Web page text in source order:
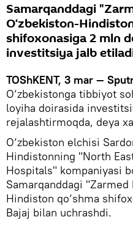
Samarqanddagi
O‘zbekiston-
shifoxonasiga 2 mln
investitsiya jalb
TOShKENT, 3 mar —
O‘zbekistonga tibbiyot
loyiha doirasida
rejalashtirmoqda, deya
O‘zbekiston elchisi
Hindistonning "North
Hospitals" kompaniyasi
Samarqanddagi
Hindiston qo‘shma
Bajaj bilan uchrashdi.